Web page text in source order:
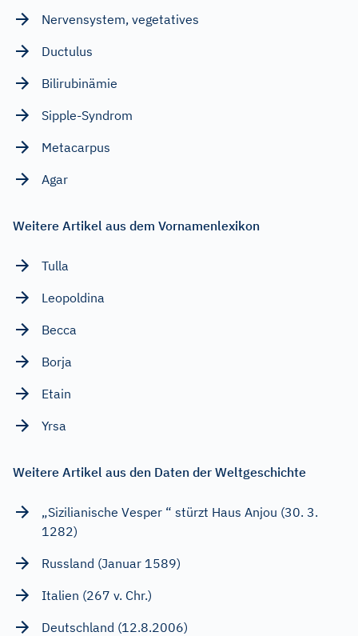
Nervensystem, vegetatives
Ductulus
Bilirubinämie
Sipple-Syndrom
Metacarpus
Agar
Weitere Artikel aus dem Vornamenlexikon
Tulla
Leopoldina
Becca
Borja
Etain
Yrsa
Weitere Artikel aus den Daten der Weltgeschichte
„Sizilianische Vesper “ stürzt Haus Anjou (30. 3.
1282)
Russland (Januar 1589)
Italien (267 v. Chr.)
Deutschland (12.8.2006)